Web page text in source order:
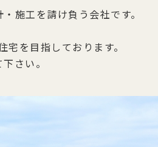
施工を請け負う会社です。
を目指しております。
さい。